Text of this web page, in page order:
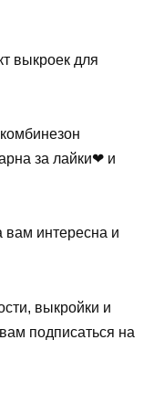
выкроек для
за лайки❤ и
вам интересна и
выкройки и
подписаться на